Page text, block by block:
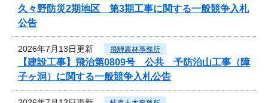
久々野防災2期地区 第3期工事に関する一般競争入札
公告
2026年7月13日更新 飛騨農林事務所
【建設工事】飛治第0809号 公共 予防治山工事（障
子ヶ洞）に関する一般競争入札公告